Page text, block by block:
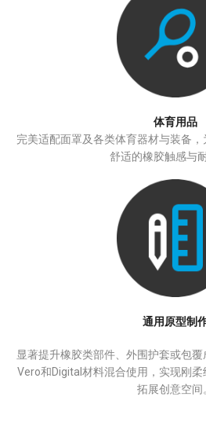
体育用品
完美适配面罩及各类体育器材与装备
舒适的橡胶触感与
通用原型制
显著提升橡胶类部件、外围护套或包
Vero和Digital材料混合使用，实现刚
拓展创意空间